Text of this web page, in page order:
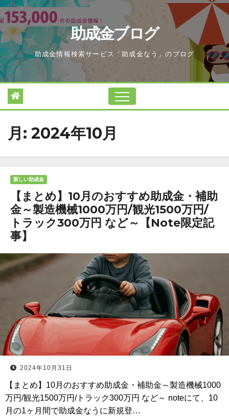
Skip
to
content
助成金ブログ
助成金情報検索サービス「助成金なう」のブログ
月: 2024年10月
新しい助成金
【まとめ】10月のおすすめ助成金・補助
金～製造機械1000万円/観光1500万円/
トラック300万円 など～【Note限定記
事】
2024年10月31日
【まとめ】10月のおすすめ助成金・補助金～製造機械1000
万円/観光1500万円/トラック300万円 など～ noteにて、10
月の1ヶ月間で助成金なうに新規登…